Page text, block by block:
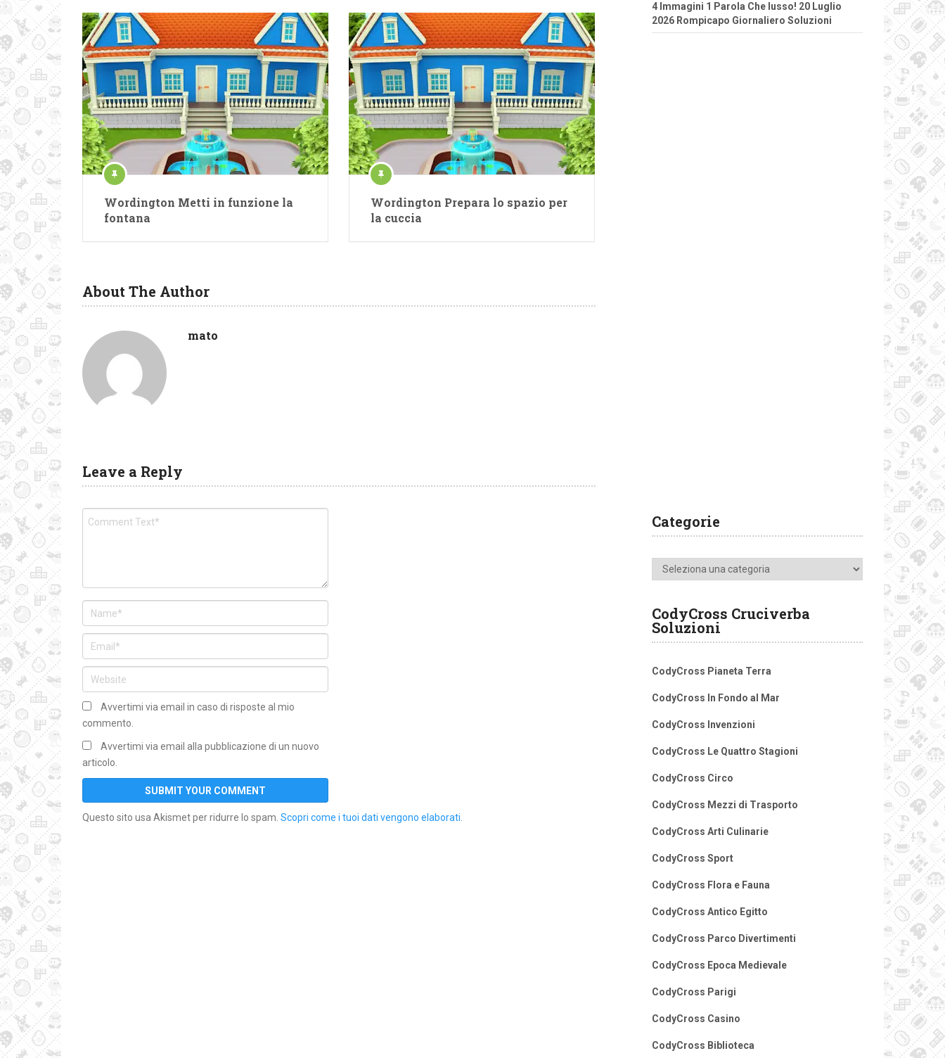
Wordington Metti in funzione la
fontana
Wordington Prepara lo spazio per
la cuccia
About The Author
mato
Leave a Reply
Avvertimi via email in caso di risposte al mio
commento.
Avvertimi via email alla pubblicazione di un nuovo
articolo.
Questo sito usa Akismet per ridurre lo spam. Scopri come i tuoi dati vengono elaborati
4 Immagini 1 Parola Che lusso! 20 Luglio
2026 Rompicapo Giornaliero Soluzioni
Categorie
Categorie
CodyCross Cruciverba
Soluzioni
CodyCross Pianeta Terra
CodyCross In Fondo al Mar
CodyCross Invenzioni
CodyCross Le Quattro Stagioni
CodyCross Circo
CodyCross Mezzi di Trasporto
CodyCross Arti Culinarie
CodyCross Sport
CodyCross Flora e Fauna
CodyCross Antico Egitto
CodyCross Parco Divertimenti
CodyCross Epoca Medievale
CodyCross Parigi
CodyCross Casino
CodyCross Biblioteca